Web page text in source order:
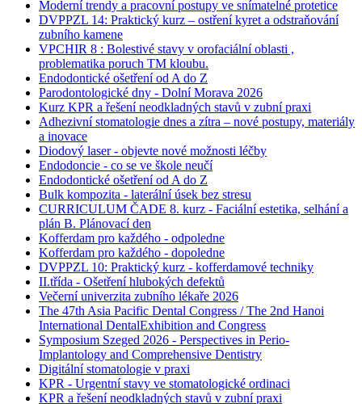
Moderní trendy a pracovní postupy ve snímatelné protetice
DVPPZL 14: Praktický kurz – ostření kyret a odstraňování
zubního kamene
VPCHIR 8 : Bolestivé stavy v orofaciální oblasti ,
problematika poruch TM kloubu.
Endodontické ošetření od A do Z
Parodontologické dny - Dolní Morava 2026
Kurz KPR a řešení neodkladných stavů v zubní praxi
Adhezivní stomatologie dnes a zítra – nové postupy, materiály
a inovace
Diodový laser - objevte nové možnosti léčby
Endodoncie - co se ve škole neučí
Endodontické ošetření od A do Z
Bulk kompozita - laterální úsek bez stresu
CURRICULUM ČADE 8. kurz - Faciální estetika, selhání a
plán B. Plánovací den
Kofferdam pro každého - odpoledne
Kofferdam pro každého - dopoledne
DVPPZL 10: Praktický kurz - kofferdamové techniky
II.třída - Ošetření hlubokých defektů
Večerní univerzita zubního lékaře 2026
The 47th Asia Pacific Dental Congress / The 2nd Hanoi
International DentalExhibition and Congress
Symposium Szeged 2026 - Perspectives in Perio-
Implantology and Comprehensive Dentistry
Digitální stomatologie v praxi
KPR - Urgentní stavy ve stomatologické ordinaci
KPR a řešení neodkladných stavů v zubní praxi